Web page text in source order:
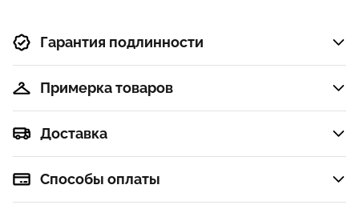
Гарантия подлинности
Примерка товаров
Доставка
Способы оплаты